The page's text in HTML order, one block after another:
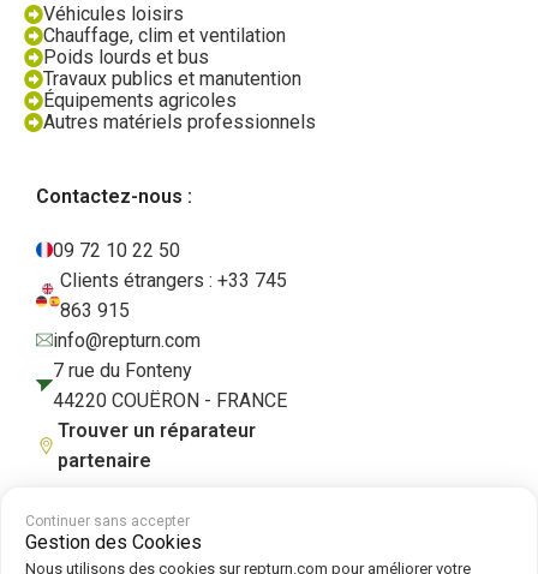
Véhicules loisirs
Chauffage, clim et ventilation
Poids lourds et bus
Travaux publics et manutention
Équipements agricoles
Autres matériels professionnels
Contactez-nous :
09 72 10 22 50
Clients étrangers : +33 745
863 915
info@repturn.com
7 rue du Fonteny
44220 COUËRON - FRANCE
Trouver un réparateur
partenaire
CGV| Mentions légales Politique de confidentialité |Cookies
Continuer sans accepter
Gestion des Cookies
Nous utilisons des cookies sur repturn.com pour améliorer votre